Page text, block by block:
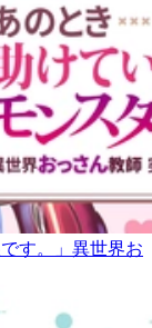
す。」異世界お